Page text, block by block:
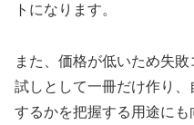
トになります。
また、価格が低いため失
試しとして一冊だけ作り
するかを把握する用途にも